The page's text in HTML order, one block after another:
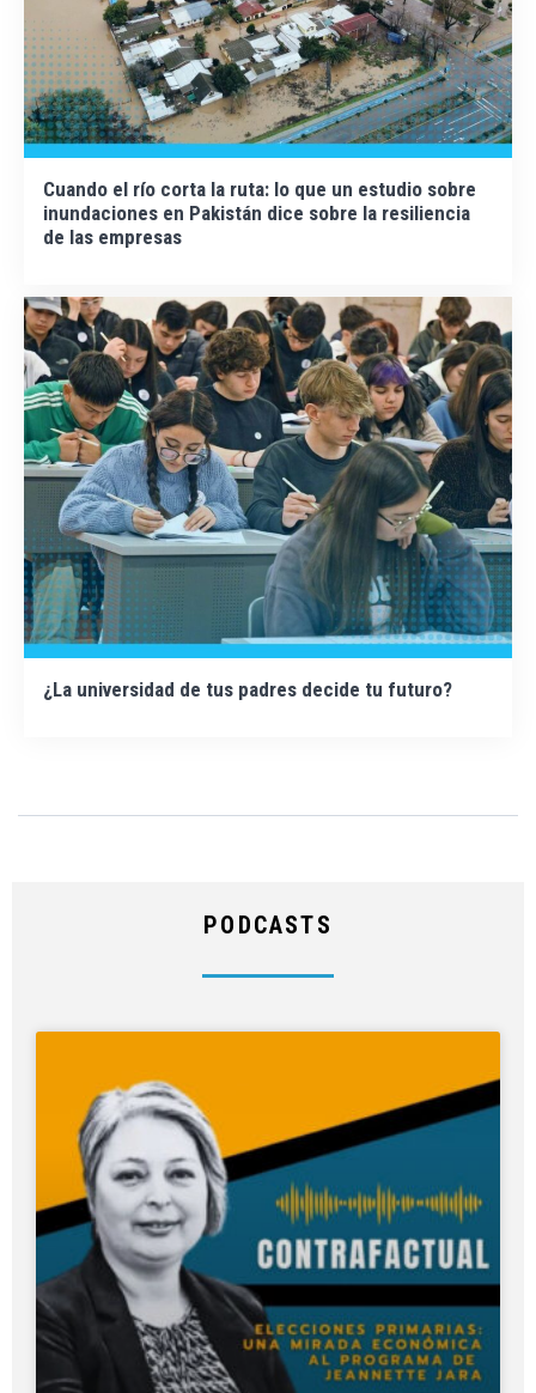
Cuando el río corta la ruta: lo que un estudio sobre
inundaciones en Pakistán dice sobre la resiliencia
de las empresas
¿La universidad de tus padres decide tu futuro?
PODCASTS